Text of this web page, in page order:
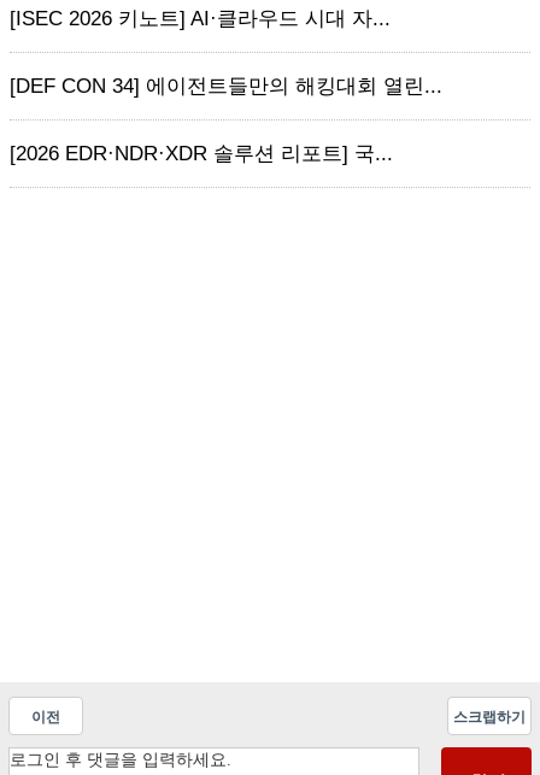
[ISEC 2026 키노트] AI·클라우드 시대 자...
[DEF CON 34] 에이전트들만의 해킹대회 열린...
[2026 EDR·NDR·XDR 솔루션 리포트] 국...
이전 스크랩하기